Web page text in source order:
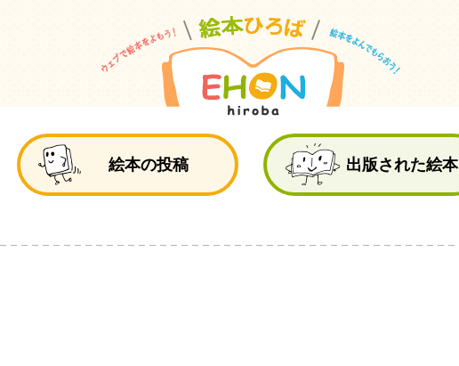
絵本の投稿 出版された絵本